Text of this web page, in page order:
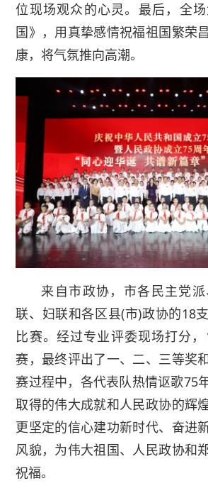
位现场观众的心灵。最后，全
国》，用真挚感情祝福祖国繁荣
康，将气氛推向高潮。
来自市政协，市各民主党
联、妇联和各区县(市)政协的18
比赛。经过专业评委现场打分
赛，最终评出了一、二、三等奖
赛过程中，各代表队热情讴歌75
取得的伟大成就和人民政协的辉
更坚定的信心建功新时代、奋进
风貌，为伟大祖国、人民政协和
祝福。